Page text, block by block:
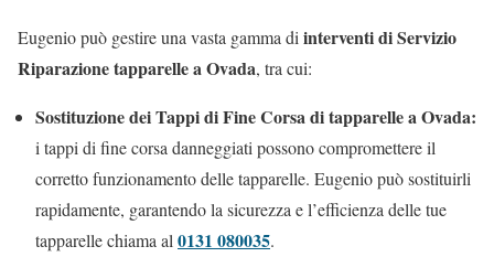
Eugenio può gestire una vasta gamma diinterventi di Servizio
Riparazione tapparelle a Ovada, tra cui:
Sostituzione dei Tappi di Fine Corsa di tapparelle a Ovada:
i tappi di fine corsa danneggiati possono compromettere il
corretto funzionamento delle tapparelle. Eugenio può sostituirli
rapidamente, garantendo la sicurezza e l’efficienza delle tue
tapparelle chiama al0131 080035.